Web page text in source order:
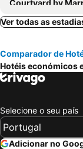
Courtyard by Marriott
GLANDON Rooms
Le Café-Hôtel de
Buffet De La Gare
Bellevue
Hotel Jean-Jacques
Petit Hôtel de
Hotel Fleur-de-
Ver todas as
Comparador de
Hotéis económicos
Selecione o seu país
Adicionar no